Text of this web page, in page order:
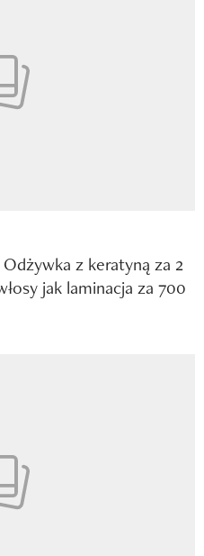
z keratyną za 2
jak laminacja za 700